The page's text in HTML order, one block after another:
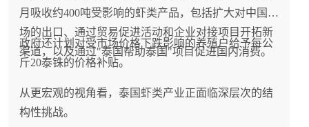
月吸收约400吨受影响的虾类产品，包括扩大对中国市
场的出口、通过贸易促进活动和企业对接项目开拓新
渠道，以及通过"泰国帮助泰国"项目促进国内消费。
政府还计划对受市场价格下跌影响的养殖户给予每公
斤20泰铢的价格补贴。
从更宏观的视角看，泰国虾类产业正面临深层次的结
构性挑战。